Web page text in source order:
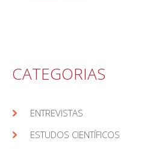
CATEGORIAS
ENTREVISTAS
ESTUDOS CIENTÍFICOS